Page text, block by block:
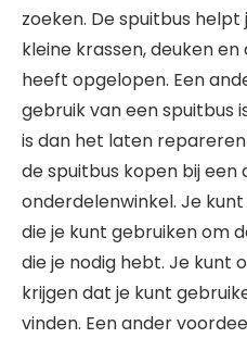
zoeken. De spuitbus
kleine krassen, deuken
heeft opgelopen. Een
gebruik van een spuitbus
is dan het laten
de spuitbus kopen bij
onderdelenwinkel. Je
die je kunt gebruiken om
die je nodig hebt. Je kunt
krijgen dat je kunt
vinden. Een ander